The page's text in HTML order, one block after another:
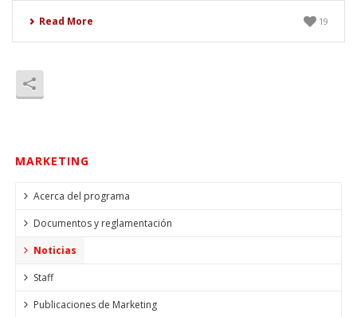
Read More 19
MARKETING
Acerca del programa
Documentos y reglamentación
Noticias
Staff
Publicaciones de Marketing